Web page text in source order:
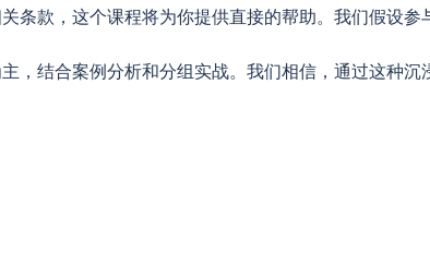
条款，这个课程将为你提供直接的帮助。我们假设
，结合案例分析和分组实战。我们相信，通过这种